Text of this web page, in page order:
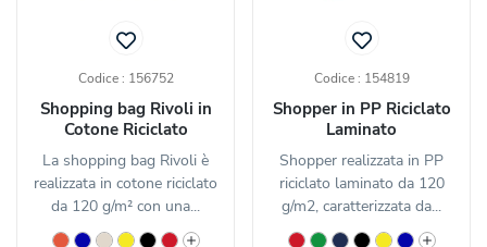
Codice : 156752
Shopping bag Rivoli in
Cotone Riciclato
La shopping bag Rivoli è
realizzata in cotone riciclato
da 120 g/m² con una...
Codice : 154819
Shopper in PP Riciclato
Laminato
Shopper realizzata in PP
riciclato laminato da 120
g/m2, caratterizzata da...